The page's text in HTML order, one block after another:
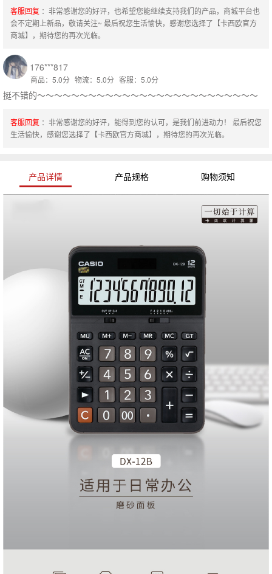
客服回复 ：非常感谢您的好评，也希望您能继续支持我们的产品，商城平台也
会不定期上新品，敬请关注~ 最后祝您生活愉快，感谢您选择了【卡西欧官方
商城】，期待您的再次光临。
176***817
商品：5.0分 物流：5.0分 客服：5.0分
挺不错的～～～～～～～～～～～～～～～～～～～～～～～～～～
客服回复 ：非常感谢您的好评，能得到您的认可，是我们前进动力！ 最后祝您
生活愉快，感谢您选择了【卡西欧官方商城】，期待您的再次光临。
产品详情 产品规格 购物须知